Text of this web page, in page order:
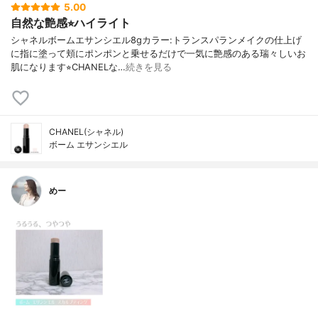
5.00
自然な艶感⭐︎ハイライト
シャネルボームエサンシエル8gカラー:トランスパランメイクの仕上げ
に指に塗って頬にポンポンと乗せるだけで一気に艶感のある瑞々しいお
肌になります⭐︎CHANELな…続きを見る
CHANEL(シャネル)
ボーム エサンシエル
めー